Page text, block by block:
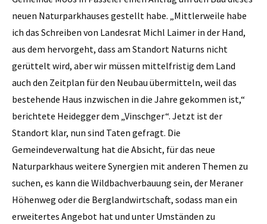
neuen Naturparkhauses gestellt habe. „Mittlerweile habe
ich das Schreiben von Landesrat Michl Laimer in der Hand,
aus dem hervorgeht, dass am Standort Naturns nicht
gerüttelt wird, aber wir müssen mittelfristig dem Land
auch den Zeitplan für den Neubau übermitteln, weil das
bestehende Haus inzwischen in die Jahre gekommen ist,“
berichtete Heidegger dem „Vinschger“. Jetzt ist der
Standort klar, nun sind Taten gefragt. Die
Gemeindeverwaltung hat die Absicht, für das neue
Naturparkhaus weitere Synergien mit anderen Themen zu
suchen, es kann die Wildbachverbauung sein, der Meraner
Höhenweg oder die Berglandwirtschaft, sodass man ein
erweitertes Angebot hat und unter Umständen zu